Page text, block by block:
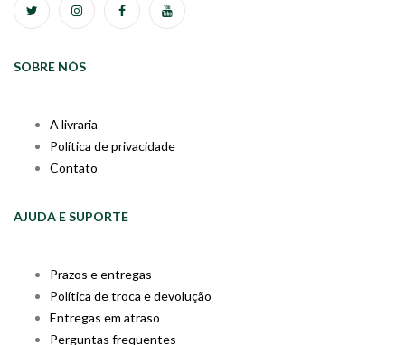
SOBRE NÓS
A livraria
Política de privacidade
Contato
AJUDA E SUPORTE
Prazos e entregas
Política de troca e devolução
Entregas em atraso
Perguntas frequentes